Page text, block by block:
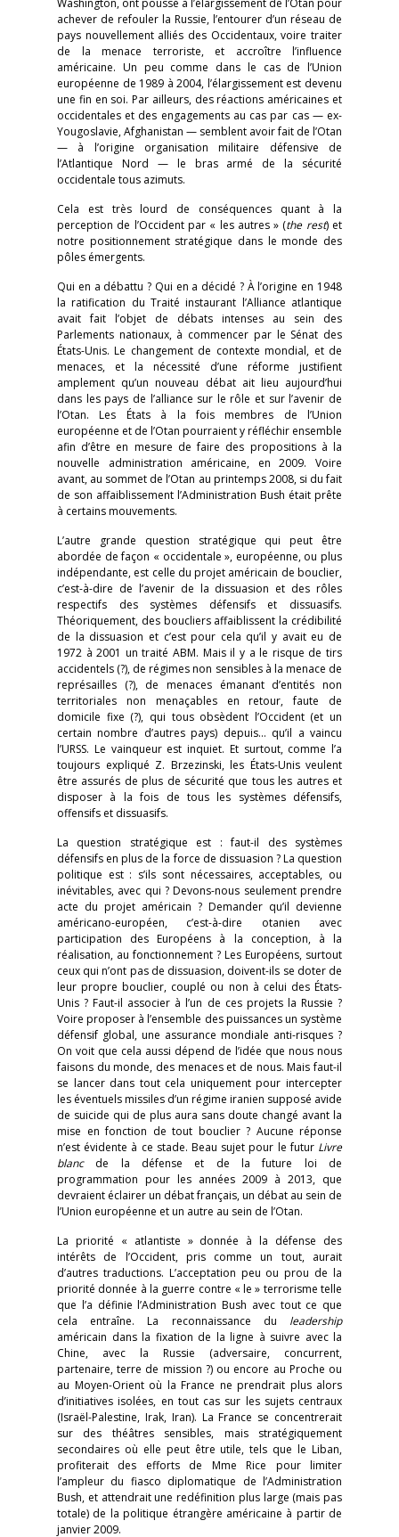
Washington, ont poussé à l’élargissement de l’Otan pour
achever de refouler la Russie, l’entourer d’un réseau de
pays nouvellement alliés des Occidentaux, voire traiter
de la menace terroriste, et accroître l’influence
américaine. Un peu comme dans le cas de l’Union
européenne de 1989 à 2004, l’élargissement est devenu
une fin en soi. Par ailleurs, des réactions américaines et
occidentales et des engagements au cas par cas — ex-
Yougoslavie, Afghanistan — semblent avoir fait de l’Otan
— à l’origine organisation militaire défensive de
l’Atlantique Nord — le bras armé de la sécurité
occidentale tous azimuts.
Cela est très lourd de conséquences quant à la
perception de l’Occident par « les autres » (the rest) et
notre positionnement stratégique dans le monde des
pôles émergents.
Qui en a débattu ? Qui en a décidé ? À l’origine en 1948
la ratification du Traité instaurant l’Alliance atlantique
avait fait l’objet de débats intenses au sein des
Parlements nationaux, à commencer par le Sénat des
États-Unis. Le changement de contexte mondial, et de
menaces, et la nécessité d’une réforme justifient
amplement qu’un nouveau débat ait lieu aujourd’hui
dans les pays de l’alliance sur le rôle et sur l’avenir de
l’Otan. Les États à la fois membres de l’Union
européenne et de l’Otan pourraient y réfléchir ensemble
afin d’être en mesure de faire des propositions à la
nouvelle administration américaine, en 2009. Voire
avant, au sommet de l’Otan au printemps 2008, si du fait
de son affaiblissement l’Administration Bush était prête
à certains mouvements.
L’autre grande question stratégique qui peut être
abordée de façon « occidentale », européenne, ou plus
indépendante, est celle du projet américain de bouclier,
c’est-à-dire de l’avenir de la dissuasion et des rôles
respectifs des systèmes défensifs et dissuasifs.
Théoriquement, des boucliers affaiblissent la crédibilité
de la dissuasion et c’est pour cela qu’il y avait eu de
1972 à 2001 un traité ABM. Mais il y a le risque de tirs
accidentels (?), de régimes non sensibles à la menace de
représailles (?), de menaces émanant d’entités non
territoriales non menaçables en retour, faute de
domicile fixe (?), qui tous obsèdent l’Occident (et un
certain nombre d’autres pays) depuis… qu’il a vaincu
l’URSS. Le vainqueur est inquiet. Et surtout, comme l’a
toujours expliqué Z. Brzezinski, les États-Unis veulent
être assurés de plus de sécurité que tous les autres et
disposer à la fois de tous les systèmes défensifs,
offensifs et dissuasifs.
La question stratégique est : faut-il des systèmes
défensifs en plus de la force de dissuasion ? La question
politique est : s’ils sont nécessaires, acceptables, ou
inévitables, avec qui ? Devons-nous seulement prendre
acte du projet américain ? Demander qu’il devienne
américano-européen, c’est-à-dire otanien avec
participation des Européens à la conception, à la
réalisation, au fonctionnement ? Les Européens, surtout
ceux qui n’ont pas de dissuasion, doivent-ils se doter de
leur propre bouclier, couplé ou non à celui des États-
Unis ? Faut-il associer à l’un de ces projets la Russie ?
Voire proposer à l’ensemble des puissances un système
défensif global, une assurance mondiale anti-risques ?
On voit que cela aussi dépend de l’idée que nous nous
faisons du monde, des menaces et de nous. Mais faut-il
se lancer dans tout cela uniquement pour intercepter
les éventuels missiles d’un régime iranien supposé avide
de suicide qui de plus aura sans doute changé avant la
mise en fonction de tout bouclier ? Aucune réponse
n’est évidente à ce stade. Beau sujet pour le futur Livre
blanc de la défense et de la future loi de
programmation pour les années 2009 à 2013, que
devraient éclairer un débat français, un débat au sein de
l’Union européenne et un autre au sein de l’Otan.
La priorité « atlantiste » donnée à la défense des
intérêts de l’Occident, pris comme un tout, aurait
d’autres traductions. L’acceptation peu ou prou de la
priorité donnée à la guerre contre « le » terrorisme telle
que l’a définie l’Administration Bush avec tout ce que
cela entraîne. La reconnaissance du leadership
américain dans la fixation de la ligne à suivre avec la
Chine, avec la Russie (adversaire, concurrent,
partenaire, terre de mission ?) ou encore au Proche ou
au Moyen-Orient où la France ne prendrait plus alors
d’initiatives isolées, en tout cas sur les sujets centraux
(Israël-Palestine, Irak, Iran). La France se concentrerait
sur des théâtres sensibles, mais stratégiquement
secondaires où elle peut être utile, tels que le Liban,
profiterait des efforts de Mme Rice pour limiter
l’ampleur du fiasco diplomatique de l’Administration
Bush, et attendrait une redéfinition plus large (mais pas
totale) de la politique étrangère américaine à partir de
janvier 2009.